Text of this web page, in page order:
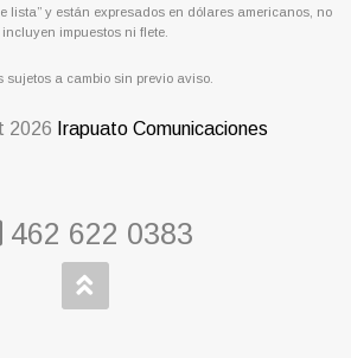
lista” y están expresados en dólares americanos, no
incluyen impuestos ni flete.
sujetos a cambio sin previo aviso.
2026 Irapuato Comunicaciones
462 622 0383